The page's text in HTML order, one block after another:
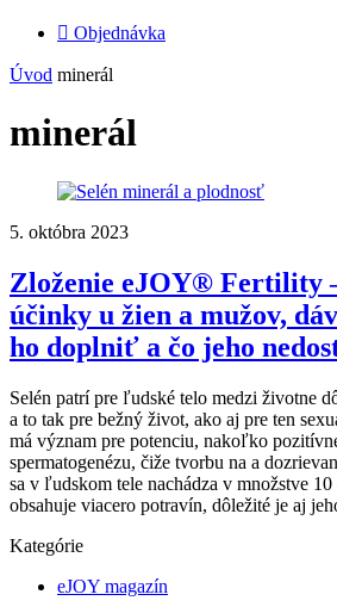
 Objednávka
Úvod minerál
minerál
5. októbra 2023
Zloženie eJOY® Fertility
účinky u žien a mužov,
ho doplniť a čo jeho
Selén patrí pre ľudské telo medzi životne
a to tak pre bežný život, ako aj pre ten
má význam pre potenciu, nakoľko
spermatogenézu, čiže tvorbu na a
sa v ľudskom tele nachádza v množstve
obsahuje viacero potravín, dôležité je aj
Kategórie
eJOY magazín